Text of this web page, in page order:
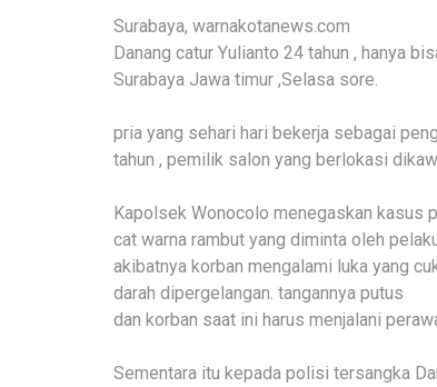
Surabaya, warnakotanews.com
Danang catur Yulianto 24 tahun , hanya
Surabaya Jawa timur ,Selasa sore.
pria yang sehari hari bekerja sebagai
tahun , pemilik salon yang berlokasi
Kapolsek Wonocolo menegaskan kasus
cat warna rambut yang diminta oleh
akibatnya korban mengalami luka yang
darah dipergelangan. tangannya putus
dan korban saat ini harus menjalani
Sementara itu kepada polisi tersangka